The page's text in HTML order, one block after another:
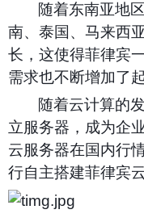
随着东南亚地
南、泰国、马来西
长，这使得菲律宾
需求也不断增加了起
随着云计算的
立服务器，成为企
云服务器在国内行
行自主搭建菲律宾